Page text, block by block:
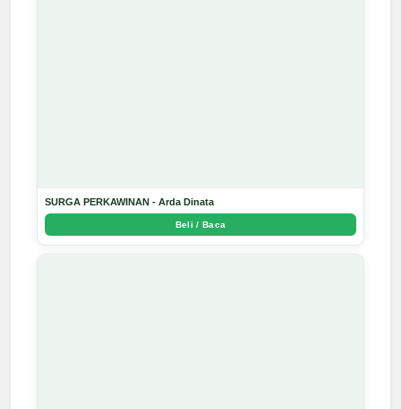
SURGA PERKAWINAN - Arda Dinata
Beli / Baca